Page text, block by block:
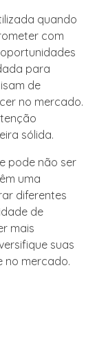
quando
com
para
de
no mercado.
sólida.
pode não ser
uma
diferentes
de
mais
suas
no mercado.